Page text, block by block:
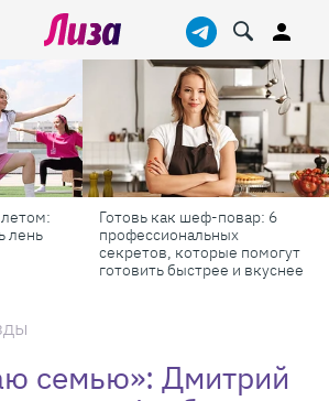
лень
Готовь как шеф-повар: 6
профессиональных
секретов, которые помогут
готовить быстрее и вкуснее
семью»: Дмитрий